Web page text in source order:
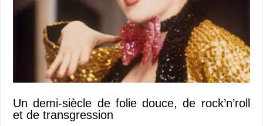
Un demi-siècle de folie douce, de rock’n’roll
et de transgression